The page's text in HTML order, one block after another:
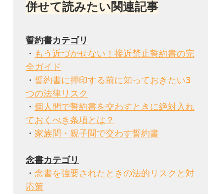
併せて読みたい関連記事
・ もう近づかせない！接近禁止誓約書の完
全ガイド
・誓約書に押印する前に知っておきたい3
つの法律リスク
・個人間で誓約書を交わすときに絶対入れ
ておくべき条項とは？
・ 家族間・親子間で交わす誓約書
・念書を強要されたときの法的リスクと対
応策